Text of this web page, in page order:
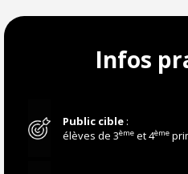
Infos
Public cible :
élèves de 3ème et 4ème